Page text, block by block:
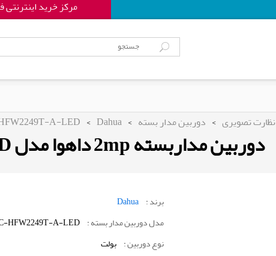
مرکز خرید
نظارت تصویری > دوربین مدار بسته >
Dahua
>
A-LED
دوربین مداربسته 2mp داهوا مدل HAC-HFW2249T-A-LED
برند : Dahua
مدل دوربین مدار بسته : HFW2249T-A-LED
نوع دوربین : بولت